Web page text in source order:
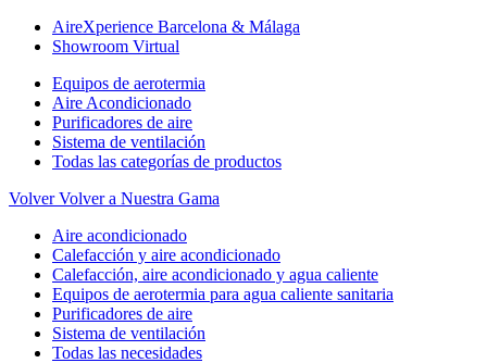
AireXperience Barcelona & Málaga
Showroom Virtual
Equipos de aerotermia
Aire Acondicionado
Purificadores de aire
Sistema de ventilación
Todas las categorías de productos
Volver Volver a Nuestra Gama
Aire acondicionado
Calefacción y aire acondicionado
Calefacción, aire acondicionado y agua caliente
Equipos de aerotermia para agua caliente sanitaria
Purificadores de aire
Sistema de ventilación
Todas las necesidades